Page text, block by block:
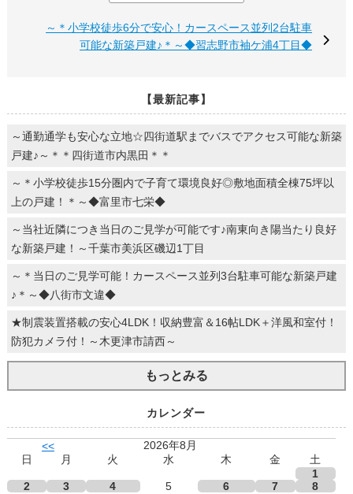
～＊小学校徒歩6分で安心！カースペース並列2台駐車
可能な新築戸建♪＊～◆習志野市袖ケ浦4丁目◆
【最新記事】
～通勤通学も安心な立地☆四街道駅までバスでアクセス可能な新築
戸建♪～＊＊四街道市内黒田＊＊
～＊小学校徒歩15分圏内で子育て環境良好◎敷地面積全棟75坪以
上の戸建！＊～◆富里市七栄◆
～当社近隣につき当日のご見学が可能です♪南東向き陽当たり良好
な新築戸建！～千葉市美浜区磯辺1丁目
～＊当日のご見学可能！カースペース並列3台駐車可能な新築戸建
♪＊～◆八街市文違◆
★制震装置搭載の安心4LDK！収納豊富＆16帖LDK＋洋風和室付！
防犯カメラ付！～木更津市請西～
もっとみる
カレンダー
<<
2026年8月
日
月 火 水 木 金
土
1
2
3 4 5 6 7
8